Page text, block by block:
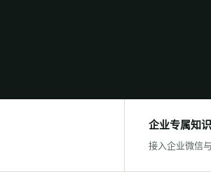
企业专属知识
接入企业微信